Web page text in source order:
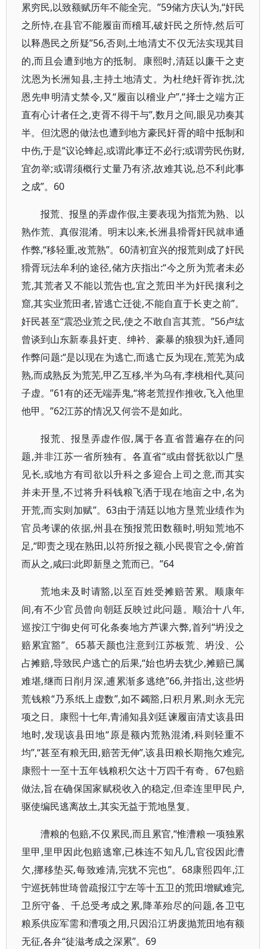
累穷民,以致额赋历年不能全完。”59储方庆认为,“奸民
之所恃,在县官不能履亩而稽耳,破奸民之所恃,然后可
以释愚民之所疑”56,否则,土地清丈不仅无法实现其目
的,而且会遭到地方的抵制。康熙时,清廷以廉干之吏
沈恩为长洲知县,主持土地清丈。为杜绝奸胥诈扰,沈
恩先申明清丈禁令,又“履亩以稽业户”,“择士之端方正
直有心计者任之,吏胥不得干与”,数月之间,眼见功奏其
半。但沈恩的做法也遭到地方豪民奸胥的暗中抵制和
中伤,于是“议论蜂起,或谓此事迂不必行;或谓劳民伤财,
宜勿举;或谓须概行丈量乃有济,故难其说,总不利此事
之成”。60
报荒、报垦的弄虚作假,主要表现为指荒为熟、以
熟作荒、真假混淆。明末以来,长洲县猾胥奸民就串通
作弊,“移轻重,改荒熟”。60清初宜兴的报荒则成了奸民
猾胥玩法牟利的途径,储方庆指出:“今之所为荒者未必
荒,其荒者又不能以荒告也,宜之荒田半为奸民攘利之
窟,其实业荒田者,皆逃亡迁徙,不能自直于长吏之前”。
奸民甚至“震恐业荒之民,使之不敢自言其荒。”56卢纮
曾谈到山东新泰县奸吏、绅衿、豪暴的狼狈为奸,通同
作弊问题:“是以现在为逃亡,而逃亡反为现在,荒芜为成
熟,而成熟反为荒芜,甲乙互移,半为乌有,李桃相代,莫问
子虚。”61有的还无端弄鬼,“将老荒捏作推收,飞入他里
他甲。”62江苏的情况又何尝不是如此。
报荒、报垦弄虚作假,属于各直省普遍存在的问
题,并非江苏一省所独有。各直省“或由督抚欲以广垦
见长,或地方有司欲以升科之多迎合上司之意,而其实
并未开垦,不过将升科钱粮飞洒于现在地亩之中,名为
开荒,而实则加赋”。63由于清廷以地方垦荒业绩作为
官员考课的依据,州县在预报荒田数额时,明知荒地不
足,“即责之现在熟田,以符所报之额,小民畏官之令,俯首
而从之,咸曰:此即新垦之荒而已。”64
荒地未及时请豁,以至百姓受摊赔苦累。顺康年
间,有不少官员曾向朝廷反映过此问题。顺治十八年,
巡按江宁御史何可化条奏地方芦课六弊,首列“坍没之
赔累宜豁”。65慕天颜也注意到江苏板荒、坍没、公
占摊赔,导致民户逃亡的后果,“始也坍去犹少,摊赔已属
难堪,继而日削月深,逋累渐多逃绝”66,并指出,这些坍
荒钱粮“乃系纸上虚数”,如不蠲豁,日积月累,则永无完
项之日。康熙十七年,青浦知县刘廷谏履亩清丈该县田
地时,发现该县田地“原是额内荒熟混淆,科则轻重不
均”,“甚至有粮无田,赔苦无伸”,该县田粮长期拖欠难完,
康熙十一至十五年钱粮积欠达十万四千有奇。67包赔
做法,旨在确保国家赋税收入的稳定,但牵连里甲民户,
驱使编民逃离故土,其实无益于荒地垦复。
漕粮的包赔,不仅累民,而且累官,“惟漕粮一项独累
里甲,里甲因此包赔逃窜,已株连不知凡几,官役因此漕
欠,挪移垫买,每致难清,完犹不完也”。68康熙四年,江
宁巡抚韩世琦曾疏报江宁左等十五卫的荒田增赋难完,
卫所守备、千总受考成之累,降革殆尽的问题,各卫屯
粮系供应军需和漕项之用,只因沿江坍废抛荒田地有额
无征,各弁“徒滋考成之深累”。69